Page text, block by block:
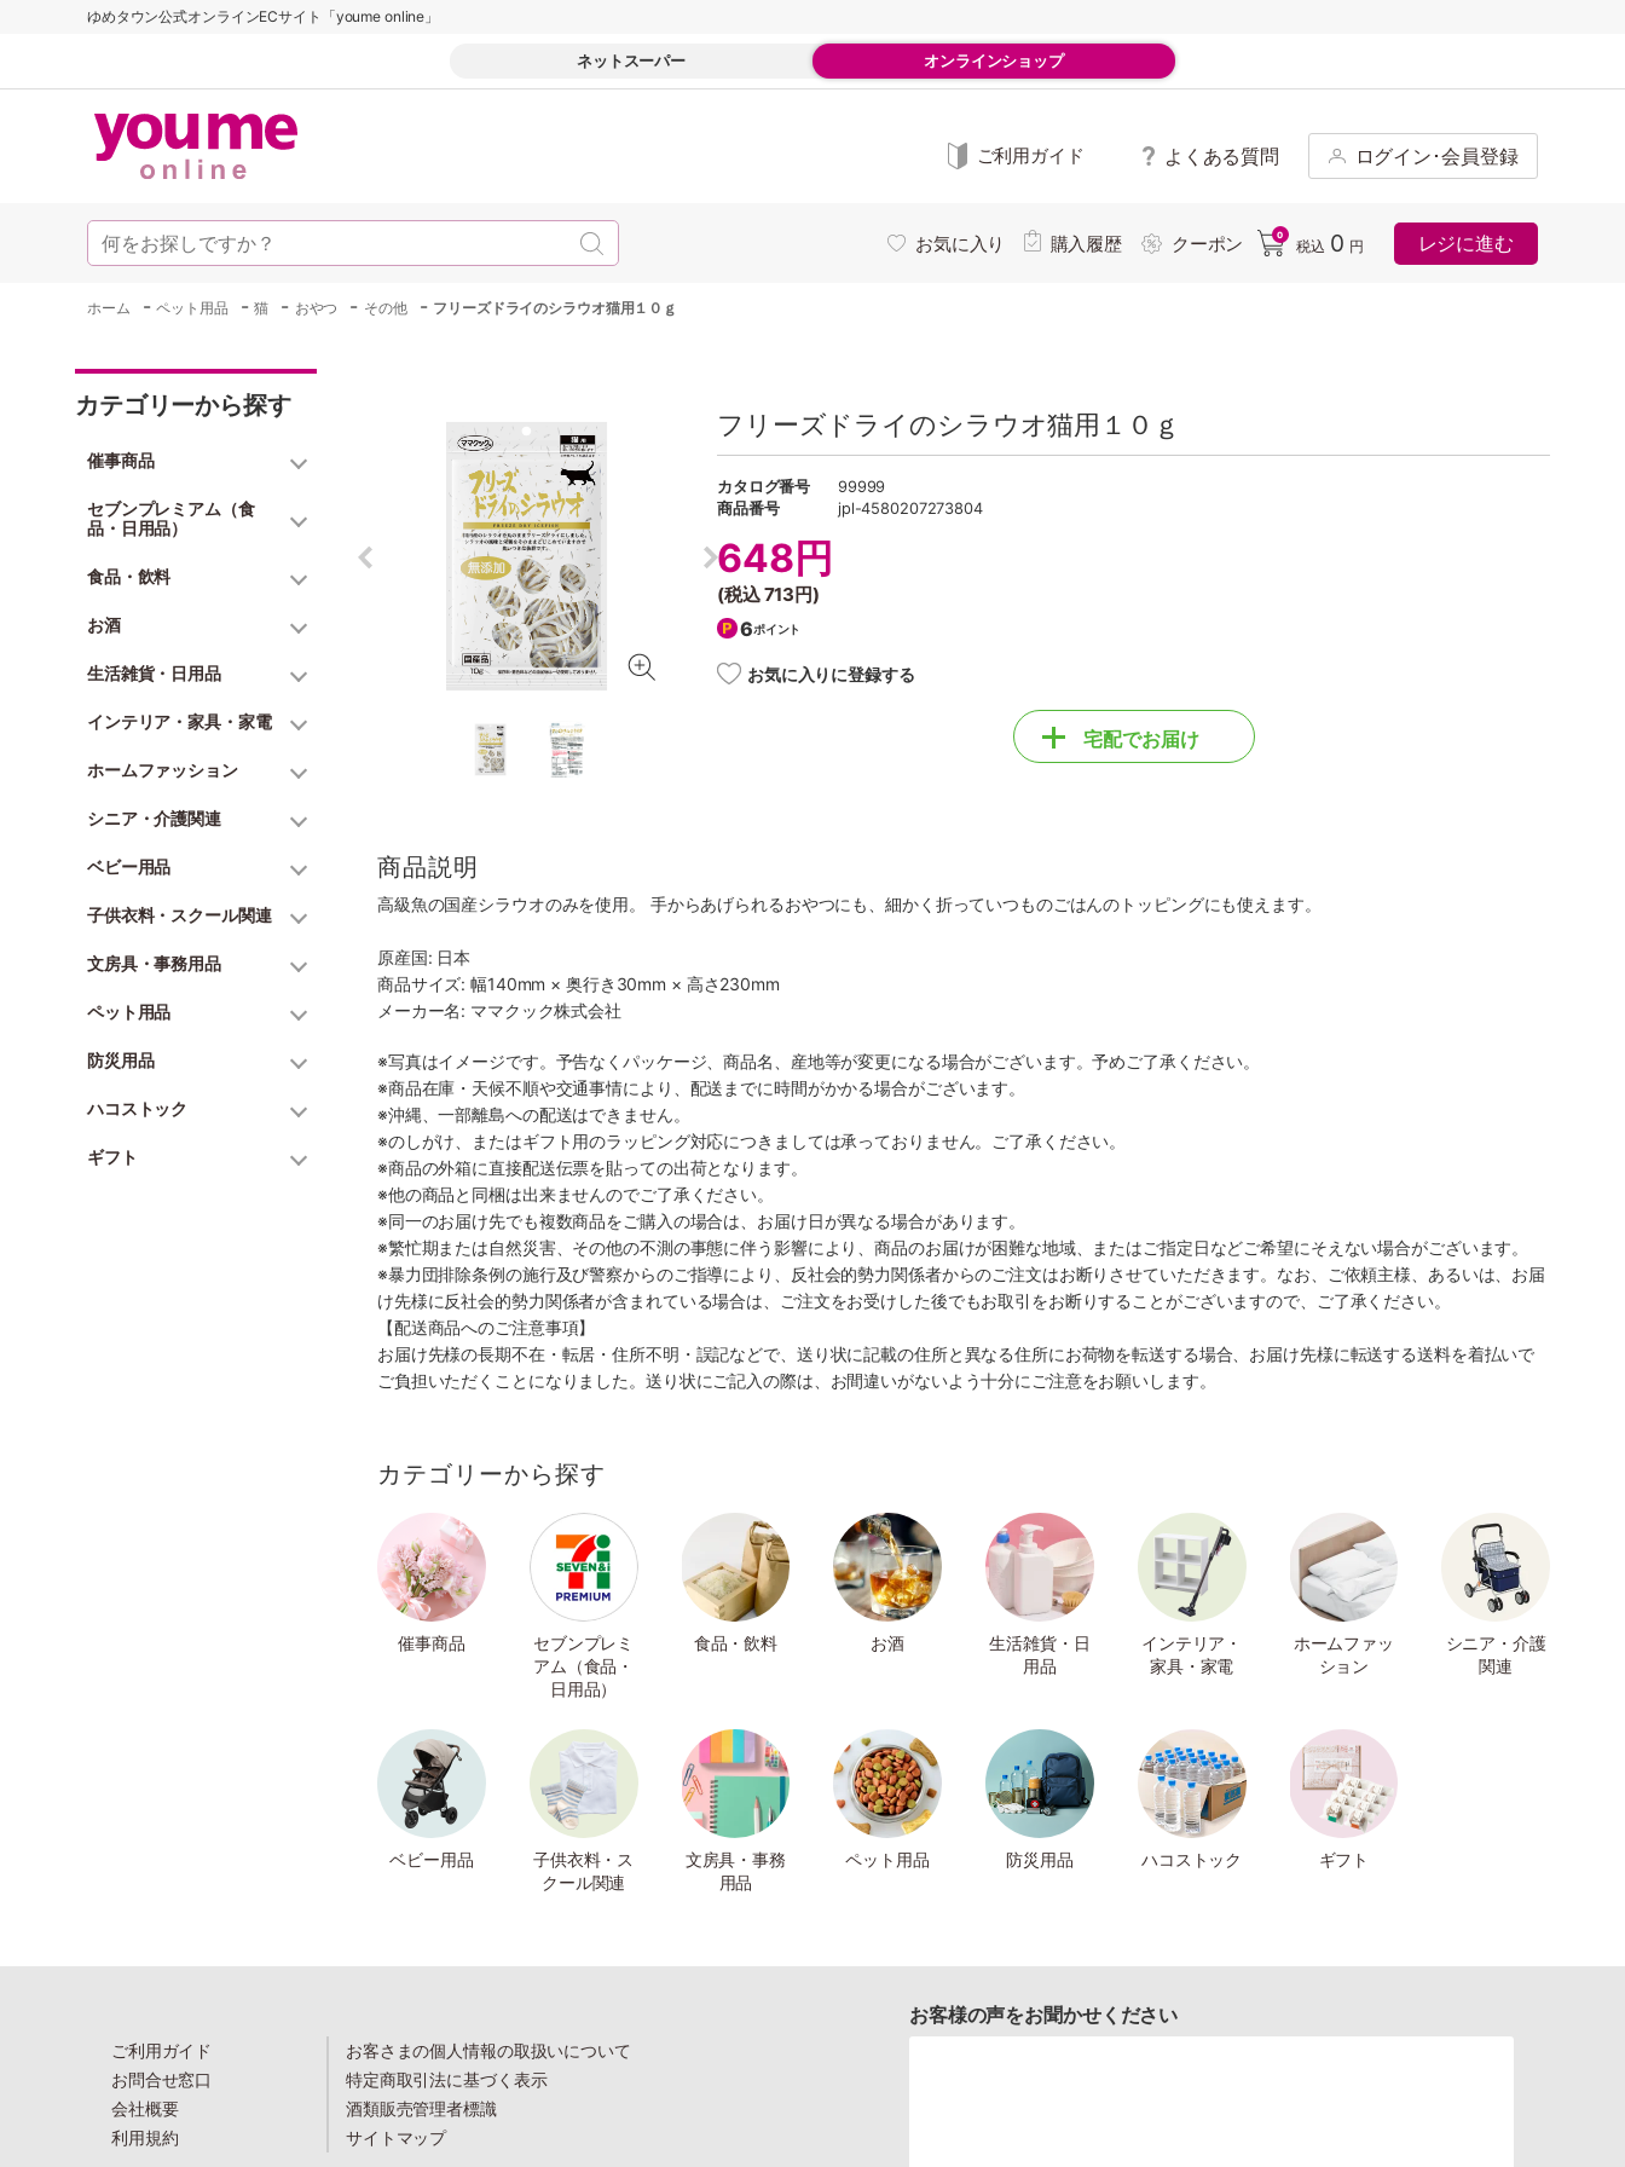
ゆめタウン公式オンラインECサイト「youme online」
ネットスーパー オンラインショップ
ご利用ガイド よくある質問 ログイン･会員登録
お気に入り 購入履歴 クーポン 0
税込 0 円 レジに進む
ホーム -ペット用品 -猫 - おやつ - その他 - フリーズドライのシラウオ猫用１０ｇ
カテゴリーから探す
催事商品
セブンプレミアム（食
品・日用品）
食品・飲料
お酒
生活雑貨・日用品
インテリア・家具・家電
ホームファッション
シニア・介護関連
ベビー用品
子供衣料・スクール関連
文房具・事務用品
ペット用品
防災用品
ハコストック
ギフト
フリーズドライのシラウオ猫用１０ｇ
カタログ番号
99999
商品番号
jpl-4580207273804
648円
(税込713円)
6ポイント
お気に入りに登録する
宅配でお届け
商品説明
高級魚の国産シラウオのみを使用。 手からあげられるおやつにも、細かく折っていつものごはんのトッピングにも使えます。
原産国: 日本
商品サイズ: 幅140mm × 奥行き30mm × 高さ230mm
メーカー名: ママクック株式会社
※写真はイメージです。予告なくパッケージ、商品名、産地等が変更になる場合がございます。予めご了承ください。
※商品在庫・天候不順や交通事情により、配送までに時間がかかる場合がございます。
※沖縄、一部離島への配送はできません。
※のしがけ、またはギフト用のラッピング対応につきましては承っておりません。ご了承ください。
※商品の外箱に直接配送伝票を貼っての出荷となります。
※他の商品と同梱は出来ませんのでご了承ください。
※同一のお届け先でも複数商品をご購入の場合は、お届け日が異なる場合があります。
※繁忙期または自然災害、その他の不測の事態に伴う影響により、商品のお届けが困難な地域、またはご指定日などご希望にそえない場合がございます。
※暴力団排除条例の施行及び警察からのご指導により、反社会的勢力関係者からのご注文はお断りさせていただきます。なお、ご依頼主様、あるいは、お届
け先様に反社会的勢力関係者が含まれている場合は、ご注文をお受けした後でもお取引をお断りすることがございますので、ご了承ください。
【配送商品へのご注意事項】
お届け先様の長期不在・転居・住所不明・誤記などで、送り状に記載の住所と異なる住所にお荷物を転送する場合、お届け先様に転送する送料を着払いで
ご負担いただくことになりました。送り状にご記入の際は、お間違いがないよう十分にご注意をお願いします。
カテゴリーから探す
催事商品
セブンプレミ
アム（食品・
日用品）
食品・飲料 お酒
生活雑貨・日
用品
インテリア・
家具・家電
ホームファッ
ション
シニア・介護
関連
ベビー用品
子供衣料・ス
クール関連
文房具・事務
用品
ペット用品 防災用品 ハコストック ギフト
ご利用ガイド
お問合せ窓口
会社概要
利用規約
お客さまの個人情報の取扱いについて
特定商取引法に基づく表示
酒類販売管理者標識
サイトマップ
お客様の声をお聞かせください